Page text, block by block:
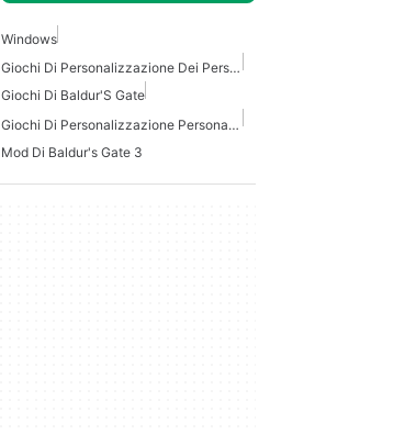
Windows
Giochi Di Personalizzazione Dei Personaggi
Giochi Di Baldur'S Gate
Giochi Di Personalizzazione Personaggio Per Windows
Mod Di Baldur's Gate 3